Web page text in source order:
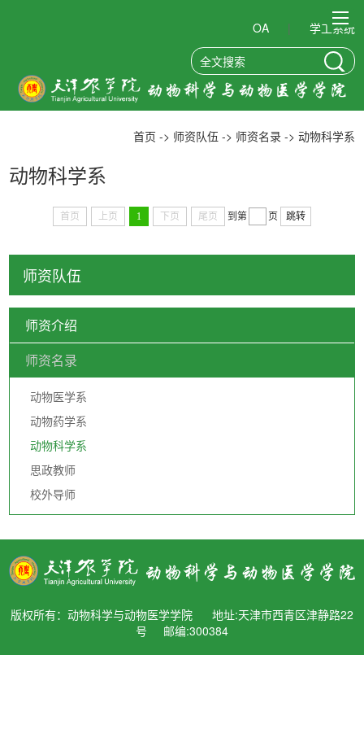
OA | 学工系统
学院概况
科研与社会服务
招生就业
文化传承
校友之家
首页 -> 师资队伍 -> 师资名录 -> 动物科学系
动物科学系
首页 上页 1 下页 尾页 到第 页 跳转
师资队伍
师资介绍
师资名录
动物医学系
动物药学系
动物科学系
思政教师
校外导师
版权所有：动物科学与动物医学学院 地址:天津市西青区津静路22
号 邮编:300384